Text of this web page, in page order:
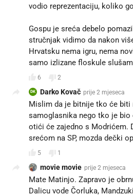
vodio reprezentaciju, koliko
Gospu je sreća debelo
stručnjak vidimo da nakon
Hrvatsku nema igru, nema
samo izlizane floskule
6 2
DK Darko Kovač prije 2 mjeseca
Mislim da je bitnije tko će biti
samoglasnika nego tko je
otići će zajedno s Modrićem.
srećom na SP, mozda dečki
5 1
movie movie prije 2 mjeseca
Mate Matinjo. Zapravo je
Dalicu vode Čorluka,